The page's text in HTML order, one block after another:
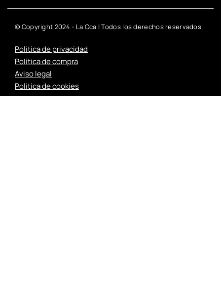
© Copyright 2024 - La Oca | Todos los derechos reservados
Política de privacidad
Política de compra
Aviso legal
Política de cookies